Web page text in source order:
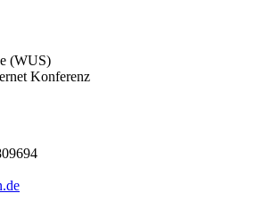
(WUS)
Konferenz